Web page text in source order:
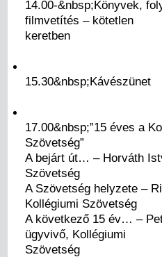
14.00-&nbsp;Könyvek,
filmvetítés – kötetlen
keretben
15.30&nbsp;Kávészünet
17.00&nbsp;”15 éves a
Szövetség”
A bejárt út… – Horváth
Szövetség
A Szövetség helyzete –
Kollégiumi Szövetség
A következő 15 év… –
ügyvivő, Kollégiumi
Szövetség